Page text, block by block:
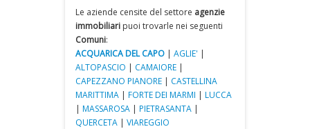
Le aziende censite del settore agenzie
immobiliari puoi trovarle nei seguenti
Comuni:
ACQUARICA DEL CAPO | AGLIE' |
ALTOPASCIO | CAMAIORE |
CAPEZZANO PIANORE | CASTELLINA
MARITTIMA | FORTE DEI MARMI | LUCCA
| MASSAROSA | PIETRASANTA |
QUERCETA | VIAREGGIO